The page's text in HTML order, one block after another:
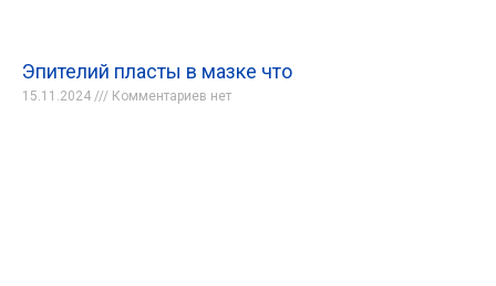
Эпителий пласты в мазке что
15.11.2024 Комментариев нет